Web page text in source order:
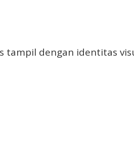
tampil dengan identitas